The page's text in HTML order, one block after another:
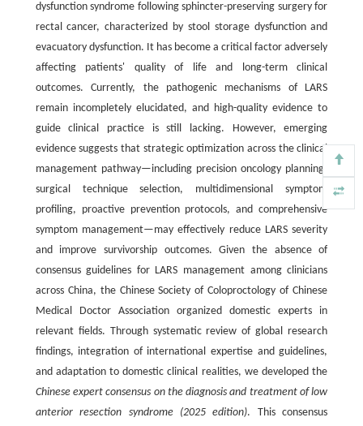
dysfunction syndrome following sphincter-preserving surgery for
rectal cancer, characterized by stool storage dysfunction and
evacuatory dysfunction. It has become a critical factor adversely
affecting patients' quality of life and long-term clinical
outcomes. Currently, the pathogenic mechanisms of LARS
remain incompletely elucidated, and high-quality evidence to
guide clinical practice is still lacking. However, emerging
evidence suggests that strategic optimization across the clinical
management pathway—including precision oncology planning,
surgical technique selection, multidimensional symptom
profiling, proactive prevention protocols, and comprehensive
symptom management—may effectively reduce LARS severity
and improve survivorship outcomes. Given the absence of
consensus guidelines for LARS management among clinicians
across China, the Chinese Society of Coloproctology of Chinese
Medical Doctor Association organized domestic experts in
relevant fields. Through systematic review of global research
findings, integration of international expertise and guidelines,
and adaptation to domestic clinical realities, we developed the
Chinese expert consensus on the diagnosis and treatment of low
anterior resection syndrome (2025 edition). This consensus